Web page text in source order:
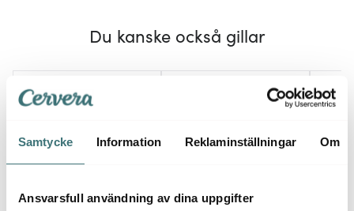
Samtycke Information Reklaminställningar Om
Ansvarsfull användning av dina uppgifter
Du kanske också gillar
30%